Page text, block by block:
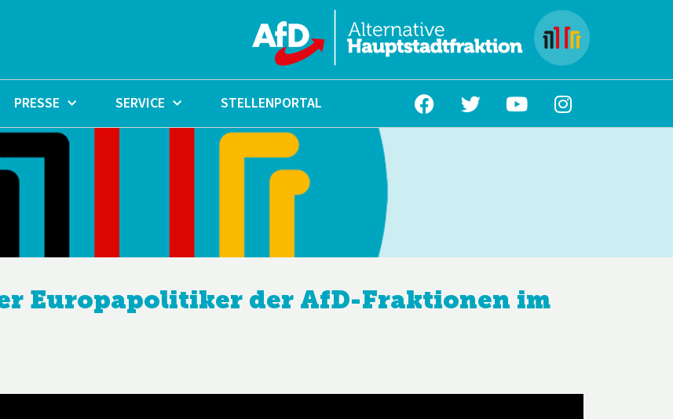
PRESSE SERVICE STELLENPORTAL
Europapolitiker der AfD-Fraktionen im